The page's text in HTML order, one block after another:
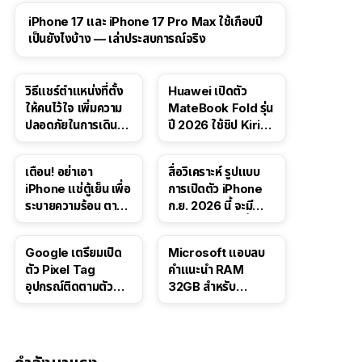
41:47
iPhone 17 และ iPhone 17 Pro Max ใช้เกือบปี
เป็นยังไงบ้าง — เล่าประสบการณ์จริง
วิธีแชร์ตำแหน่งที่ตั้ง
ให้คนไว้ใจ เพิ่มความ
ปลอดภัยในการเดิน
Huawei เปิดตัว
MateBook Fold รุ่น
ปี 2026 ใช้ชิป Kirin
เตือน! อย่าเอา
iPhone แช่ตู้เย็น เพื่อ
ระบายความร้อน ตาม
สื่อวิเคราะห์ รูปแบบ
การเปิดตัว iPhone
ก.ย. 2026 นี้ จะมี
Google เตรียมเปิด
ตัว Pixel Tag
อุปกรณ์ติดตามตัว
Microsoft แอบลบ
คำแนะนำ RAM
32GB สำหรับ